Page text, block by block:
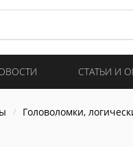
СТАТЬИ И
Головоломки,